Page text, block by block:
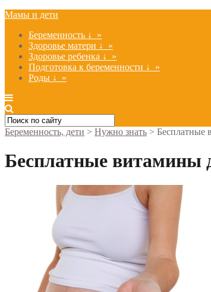
Мамы и дети
Беременность ↓
»
Здоровье матери ↓
»
Здоровье ребенка ↓
»
Подготовка к беременности ↓
»
Роды ↓
»
Беременность, дети > Нужно знать > Бесплатные
Бесплатные витамины